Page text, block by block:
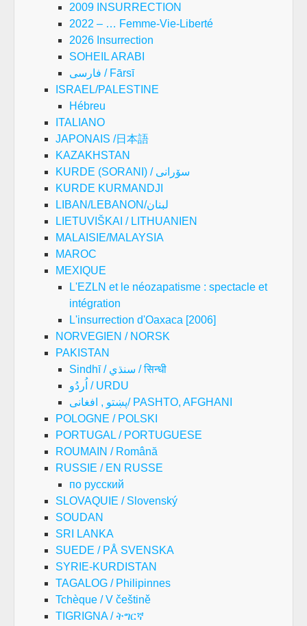
2009 INSURRECTION
2022 – … Femme-Vie-Liberté
2026 Insurrection
SOHEIL ARABI
فارسی / Fārsī
ISRAEL/PALESTINE
Hébreu
ITALIANO
JAPONAIS /日本語
KAZAKHSTAN
KURDE (SORANI) / سۆرانی
KURDE KURMANDJI
LIBAN/LEBANON/لبنان
LIETUVIŠKAI / LITHUANIEN
MALAISIE/MALAYSIA
MAROC
MEXIQUE
L'EZLN et le néozapatisme : spectacle et
intégration
L'insurrection d'Oaxaca [2006]
NORVEGIEN / NORSK
PAKISTAN
Sindhī / سنڌي / सिन्धी
اُردُو / URDU
پښتو , افغانی/ PASHTO, AFGHANI
POLOGNE / POLSKI
PORTUGAL / PORTUGUESE
ROUMAIN / Română
RUSSIE / EN RUSSE
по русский
SLOVAQUIE / Slovenský
SOUDAN
SRI LANKA
SUEDE / PÅ SVENSKA
SYRIE-KURDISTAN
TAGALOG / Philipinnes
Tchèque / V češtině
TIGRIGNA / ትግርኛ